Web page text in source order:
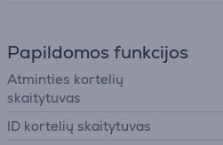
Papildomos funkcijos
Atminties kortelių
skaitytuvas
ID kortelių skaitytuvas